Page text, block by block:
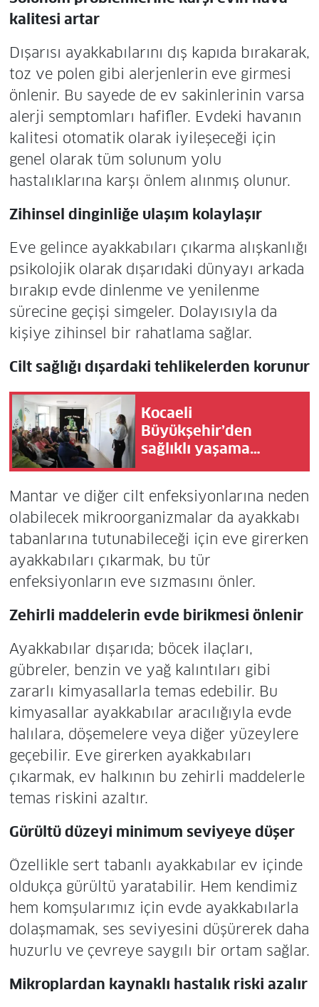
kalitesi artar
Dışarısı ayakkabılarını dış kapıda bırakarak,
toz ve polen gibi alerjenlerin eve girmesi
önlenir. Bu sayede de ev sakinlerinin varsa
alerji semptomları hafifler. Evdeki havanın
kalitesi otomatik olarak iyileşeceği için
genel olarak tüm solunum yolu
hastalıklarına karşı önlem alınmış olunur.
Zihinsel dinginliğe ulaşım kolaylaşır
Eve gelince ayakkabıları çıkarma alışkanlığı
psikolojik olarak dışarıdaki dünyayı arkada
bırakıp evde dinlenme ve yenilenme
sürecine geçişi simgeler. Dolayısıyla da
kişiye zihinsel bir rahatlama sağlar.
Cilt sağlığı dışardaki tehlikelerden korunur
Kocaeli
Büyükşehir’den
sağlıklı yaşama
Mantar ve diğer cilt enfeksiyonlarına neden
olabilecek mikroorganizmalar da ayakkabı
tabanlarına tutunabileceği için eve girerken
ayakkabıları çıkarmak, bu tür
enfeksiyonların eve sızmasını önler.
Zehirli maddelerin evde birikmesi önlenir
Ayakkabılar dışarıda; böcek ilaçları,
gübreler, benzin ve yağ kalıntıları gibi
zararlı kimyasallarla temas edebilir. Bu
kimyasallar ayakkabılar aracılığıyla evde
halılara, döşemelere veya diğer yüzeylere
geçebilir. Eve girerken ayakkabıları
çıkarmak, ev halkının bu zehirli maddelerle
temas riskini azaltır.
Gürültü düzeyi minimum seviyeye düşer
Özellikle sert tabanlı ayakkabılar ev içinde
oldukça gürültü yaratabilir. Hem kendimiz
hem komşularımız için evde ayakkabılarla
dolaşmamak, ses seviyesini düşürerek daha
huzurlu ve çevreye saygılı bir ortam sağlar.
Mikroplardan kaynaklı hastalık riski azalır